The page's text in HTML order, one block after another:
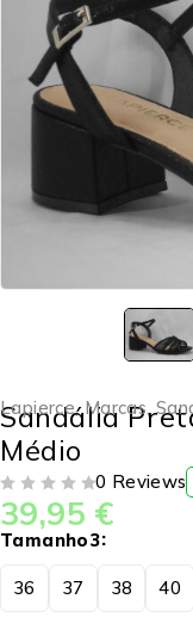
Lapierce,Marcas,
Sandália
Médio
0 Reviews
39,95 €
Tamanho3
36 37 38 40